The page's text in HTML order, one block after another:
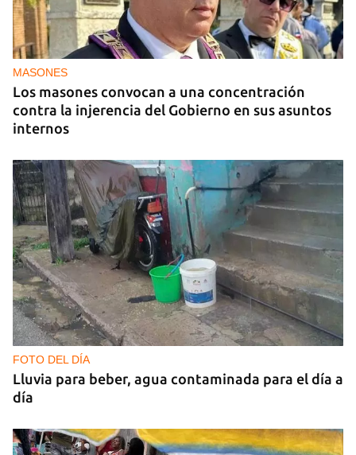
MASONES
Los masones convocan a una concentración
contra la injerencia del Gobierno en sus asuntos
internos
FOTO DEL DÍA
Lluvia para beber, agua contaminada para el día a
día